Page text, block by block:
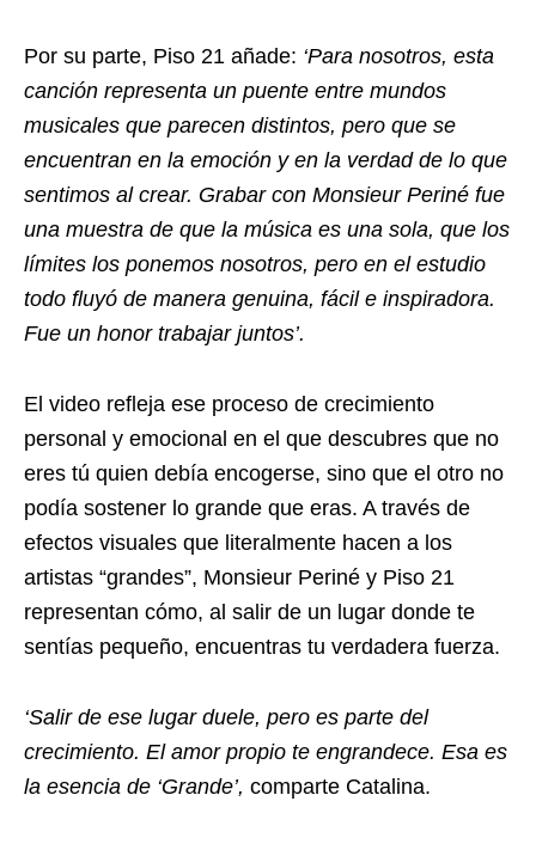
Por su parte, Piso 21 añade: ‘Para nosotros, esta
canción representa un puente entre mundos
musicales que parecen distintos, pero que se
encuentran en la emoción y en la verdad de lo que
sentimos al crear. Grabar con Monsieur Periné fue
una muestra de que la música es una sola, que los
límites los ponemos nosotros, pero en el estudio
todo fluyó de manera genuina, fácil e inspiradora.
Fue un honor trabajar juntos’.
El video refleja ese proceso de crecimiento
personal y emocional en el que descubres que no
eres tú quien debía encogerse, sino que el otro no
podía sostener lo grande que eras. A través de
efectos visuales que literalmente hacen a los
artistas “grandes”, Monsieur Periné y Piso 21
representan cómo, al salir de un lugar donde te
sentías pequeño, encuentras tu verdadera fuerza.
‘Salir de ese lugar duele, pero es parte del
crecimiento. El amor propio te engrandece. Esa es
la esencia de ‘Grande’, comparte Catalina.